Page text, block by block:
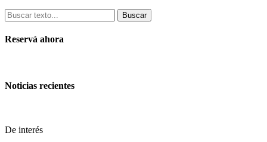
Buscar
Reservá ahora
Noticias recientes
De interés